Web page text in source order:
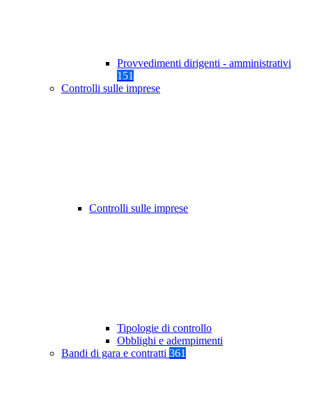
Provvedimenti dirigenti - amministrativi
151
Controlli sulle imprese
Controlli sulle imprese
Tipologie di controllo
Obblighi e adempimenti
Bandi di gara e contratti 361